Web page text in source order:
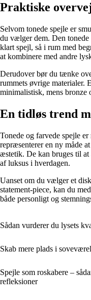
Praktiske
Selvom tonede spejle er
du vælger dem. Den
klart spejl, så i rum med
at kombinere med andre
Derudover bør du tænke
rummets øvrige materialer.
minimalistisk, mens bronze
En tidløs trend
Tonede og farvede spejle
repræsenterer en ny måde
æstetik. De kan bruges til
af luksus i hverdagen.
Uanset om du vælger et
statement-piece, kan du
både personligt og
Sådan vurderer du lysets
Skab mere plads i
Spejle som roskabere –
refleksioner